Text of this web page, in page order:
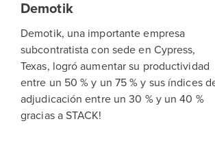
Demotik
Demotik, una importante empresa
subcontratista con sede en Cypress,
Texas, logró aumentar su productividad
entre un 50 % y un 75 % y sus índices
adjudicación entre un 30 % y un 40 %
gracias a STACK!